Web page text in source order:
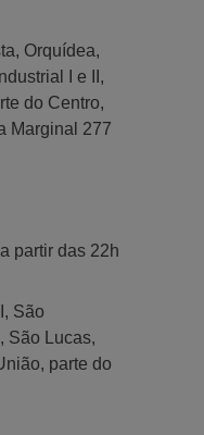
Orquídea,
I e II,
do Centro,
Marginal 277
partir das 22h
São
São Lucas,
parte do